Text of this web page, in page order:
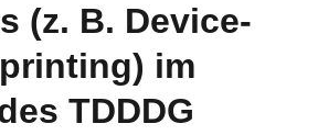
(z. B. Device-
im
TDDDG